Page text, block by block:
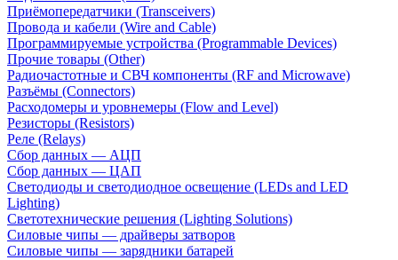
Приёмопередатчики (Transceivers)
Провода и кабели (Wire and Cable)
Программируемые устройства (Programmable Devices)
Прочие товары (Other)
Радиочастотные и СВЧ компоненты (RF and Microwave)
Разъёмы (Connectors)
Расходомеры и уровнемеры (Flow and Level)
Резисторы (Resistors)
Реле (Relays)
Сбор данных — АЦП
Сбор данных — ЦАП
Светодиоды и светодиодное освещение (LEDs and LED
Lighting)
Светотехнические решения (Lighting Solutions)
Силовые чипы — драйверы затворов
Силовые чипы — зарядники батарей